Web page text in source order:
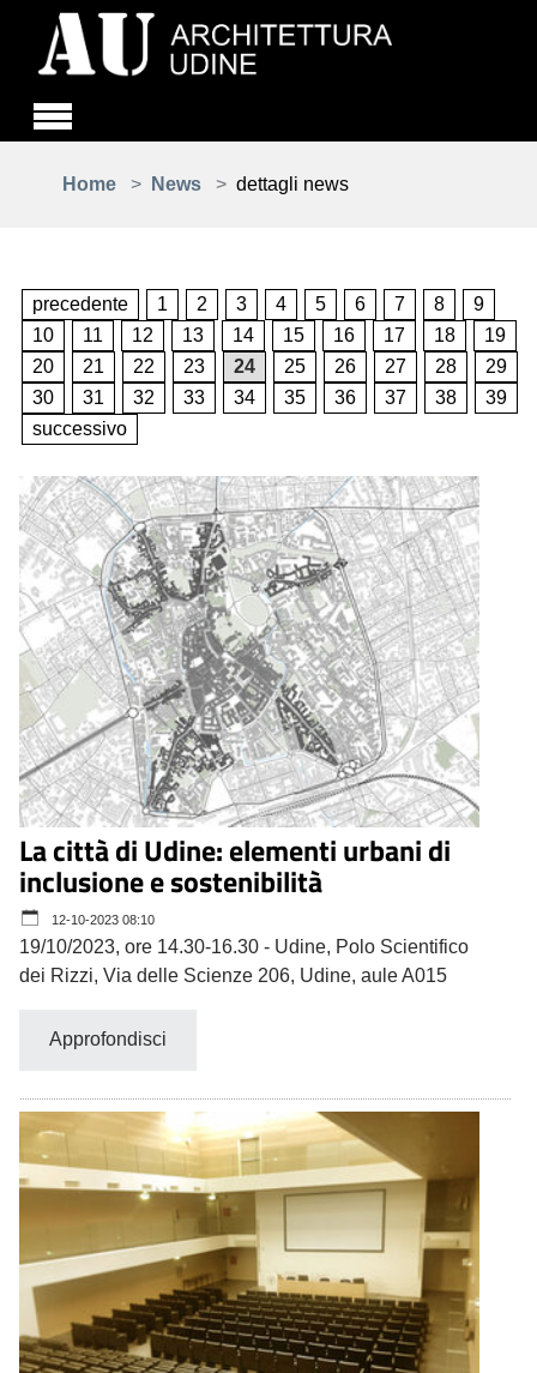
Home
News dettagli news
precedente 1 2 3 4 5 6 7 8
9
10
11 12 13 14 15 16 17 18
19
20
21 22 23 24 25 26 27 28
29
30
31 32 33 34 35 36 37 38
39
successivo
La città di Udine: elementi urbani di
inclusione e sostenibilità
12-10-2023 08:10
19/10/2023, ore 14.30-16.30 - Udine, Polo Scientifico
dei Rizzi, Via delle Scienze 206, Udine, aule A015
Approfondisci